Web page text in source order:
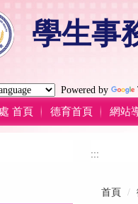
學生事
Powered by
首頁 德育首頁 網站
:::
首頁